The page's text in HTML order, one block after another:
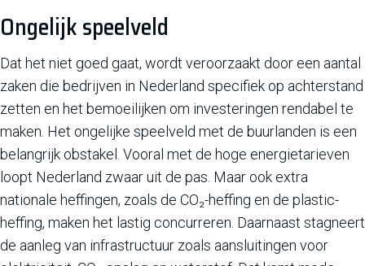
Ongelijk speelveld
Dat het niet goed gaat, wordt veroorzaakt door een aantal
zaken die bedrijven in Nederland specifiek op achterstand
zetten en het bemoeilijken om investeringen rendabel te
maken. Het ongelijke speelveld met de buurlanden is een
belangrijk obstakel. Vooral met de hoge energietarieven
loopt Nederland zwaar uit de pas. Maar ook extra
nationale heffingen, zoals de CO₂-heffing en de plastic-
heffing, maken het lastig concurreren. Daarnaast stagneert
de aanleg van infrastructuur zoals aansluitingen voor